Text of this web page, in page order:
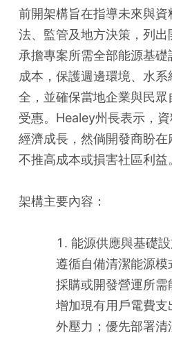
前開架構旨在指導未來與資
法、監管及地方決策，列
承擔專案所需全部能源基
成本，保護週邊環境、水
全，並確保當地企業與民
受惠。Healey州長表示，
經濟成長，然倘開發商盼在
不推高成本或損害社區利益
架構主要內容：
1. 能源供應與基礎
遵循自備清潔能源
採購或開發營運所
增加現有用戶電費
外壓力；優先部署